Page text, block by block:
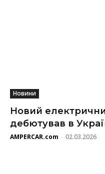
Новини
Новий
дебютував в
AMPERCAR.com - 02.03.2026